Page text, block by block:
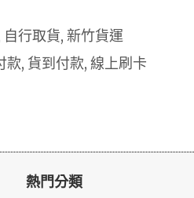
行取貨, 新竹貨運
, 貨到付款, 線上刷卡
熱門分類